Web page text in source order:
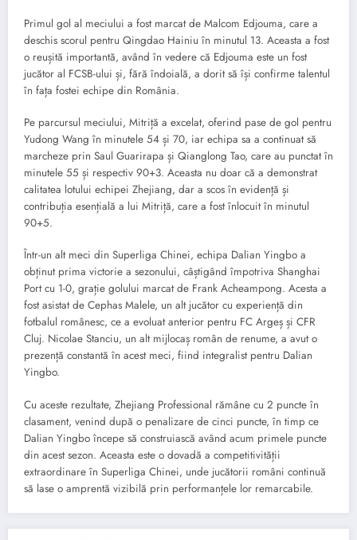
Primul gol al meciului a fost marcat de Malcom Edjouma, care a
deschis scorul pentru Qingdao Hainiu în minutul 13. Aceasta a fost
o reușită importantă, având în vedere că Edjouma este un fost
jucător al FCSB-ului și, fără îndoială, a dorit să își confirme talentul
în fața fostei echipe din România.
Pe parcursul meciului, Mitriță a excelat, oferind pase de gol pentru
Yudong Wang în minutele 54 și 70, iar echipa sa a continuat să
marcheze prin Saul Guarirapa și Qianglong Tao, care au punctat în
minutele 55 și respectiv 90+3. Aceasta nu doar că a demonstrat
calitatea lotului echipei Zhejiang, dar a scos în evidență și
contribuția esențială a lui Mitriță, care a fost înlocuit în minutul
90+5.
Într-un alt meci din Superliga Chinei, echipa Dalian Yingbo a
obținut prima victorie a sezonului, câștigând împotriva Shanghai
Port cu 1-0, grație golului marcat de Frank Acheampong. Acesta a
fost asistat de Cephas Malele, un alt jucător cu experiență din
fotbalul românesc, ce a evoluat anterior pentru FC Argeș și CFR
Cluj. Nicolae Stanciu, un alt mijlocaș român de renume, a avut o
prezență constantă în acest meci, fiind integralist pentru Dalian
Yingbo.
Cu aceste rezultate, Zhejiang Professional rămâne cu 2 puncte în
clasament, venind după o penalizare de cinci puncte, în timp ce
Dalian Yingbo începe să construiască având acum primele puncte
din acest sezon. Aceasta este o dovadă a competitivității
extraordinare în Superliga Chinei, unde jucătorii români continuă
să lase o amprentă vizibilă prin performanțele lor remarcabile.